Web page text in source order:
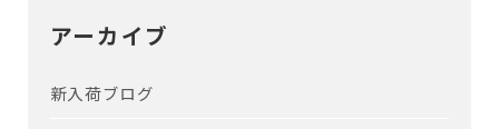
アーカイブ
新入荷ブログ